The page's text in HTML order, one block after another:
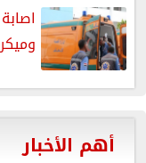
أهم الأخبار